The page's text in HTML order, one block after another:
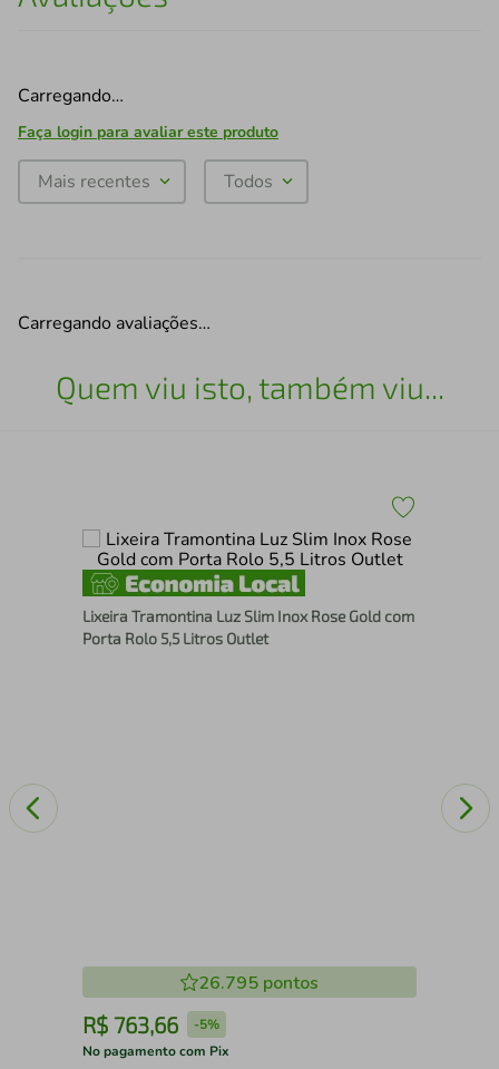
Carregando…
Faça login para avaliar este produto
Mais recentes Todos
Carregando avaliações…
Quem viu isto, também viu...
Lixeira Tramontina Luz Slim Inox Rose Gold com
Porta Rolo 5,5 Litros Outlet
26.795 pontos
R$ 763,66 -5%
No pagamento com Pix